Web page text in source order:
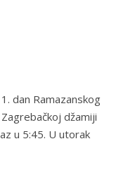
dan Ramazanskog
džamiji
u 5:45. U utorak